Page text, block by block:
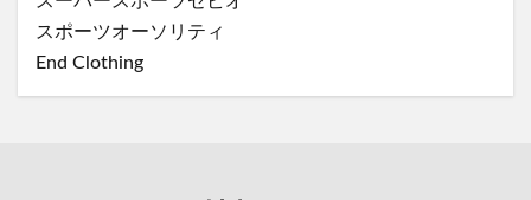
スポーツオーソリティ
End Clothing